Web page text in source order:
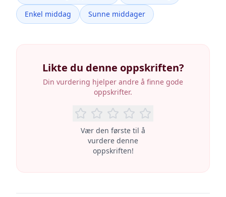
Enkel middag
Sunne middager
Likte du denne oppskriften?
Din vurdering hjelper andre å finne gode
oppskrifter.
Vær den første til å
vurdere denne
oppskriften!